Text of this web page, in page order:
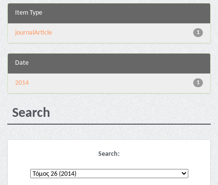
Item Type
1
journalArticle
Date
1
2014
Search
Search: